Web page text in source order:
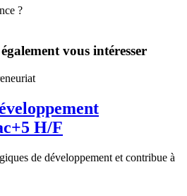
?
vous intéresser
H/F
de développement et contribue à